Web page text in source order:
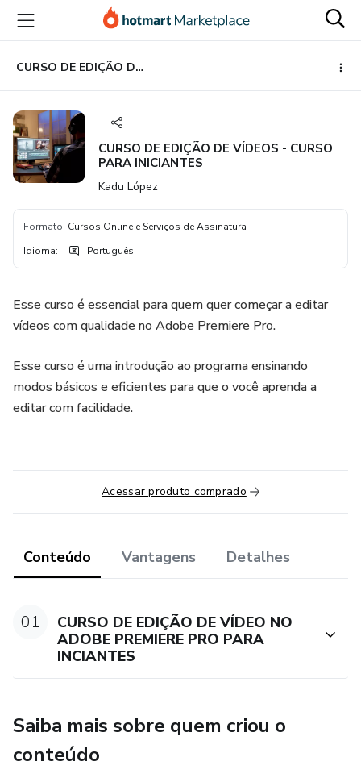
para
conteúdo
principal
para
pagamento
para
rodapé
CURSO DE EDIÇÃO DE VÍDEOS - CURSO PARA INICIANTES
CURSO DE EDIÇÃO DE VÍDEOS - CURSO
PARA INICIANTES
Kadu López
Formato: Cursos Online e Serviços de Assinatura
Idioma: Português
Esse curso é essencial para quem quer começar a editar
vídeos com qualidade no Adobe Premiere Pro.
Esse curso é uma introdução ao programa ensinando
modos básicos e eficientes para que o você aprenda a
editar com facilidade.
Acessar produto comprado
Conteúdo Vantagens Detalhes
01
CURSO DE EDIÇÃO DE VÍDEO NO
ADOBE PREMIERE PRO PARA
INCIANTES
Saiba mais sobre quem criou o
conteúdo